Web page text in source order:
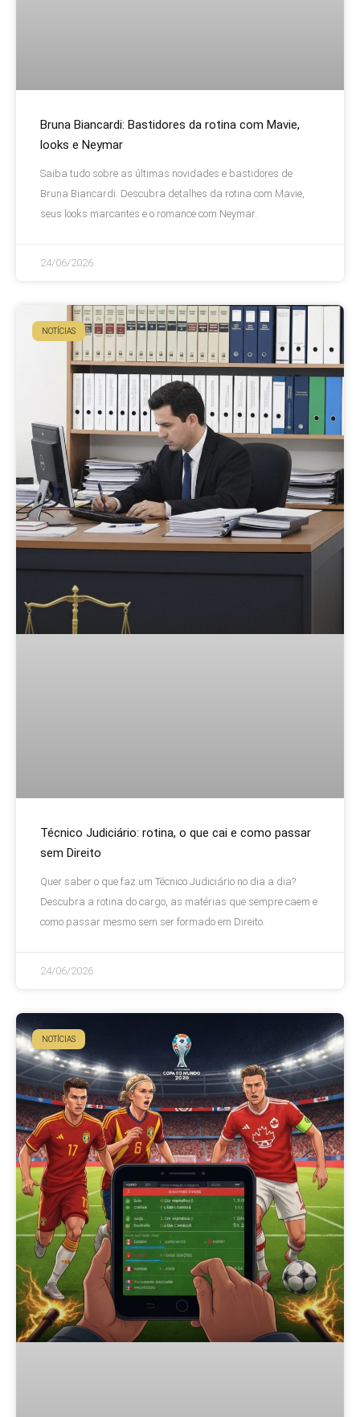
Bruna Biancardi: Bastidores da rotina com Mavie,
looks e Neymar
Saiba tudo sobre as últimas novidades e bastidores de
Bruna Biancardi. Descubra detalhes da rotina com Mavie,
seus looks marcantes e o romance com Neymar.
24/06/2026
NOTÍCIAS
Técnico Judiciário: rotina, o que cai e como passar
sem Direito
Quer saber o que faz um Técnico Judiciário no dia a dia?
Descubra a rotina do cargo, as matérias que sempre caem e
como passar mesmo sem ser formado em Direito.
24/06/2026
NOTÍCIAS